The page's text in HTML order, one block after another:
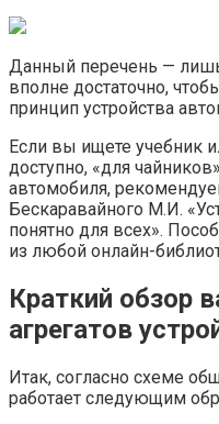
Данный перечень —
вполне достаточно,
принцип устройства
Если вы ищете учебник
доступно, «для
автомобиля,
Бескаравайного М.И.
понятно для всех».
из любой онлайн-
Краткий обзор
агрегатов
Итак, согласно схеме
работает следующим